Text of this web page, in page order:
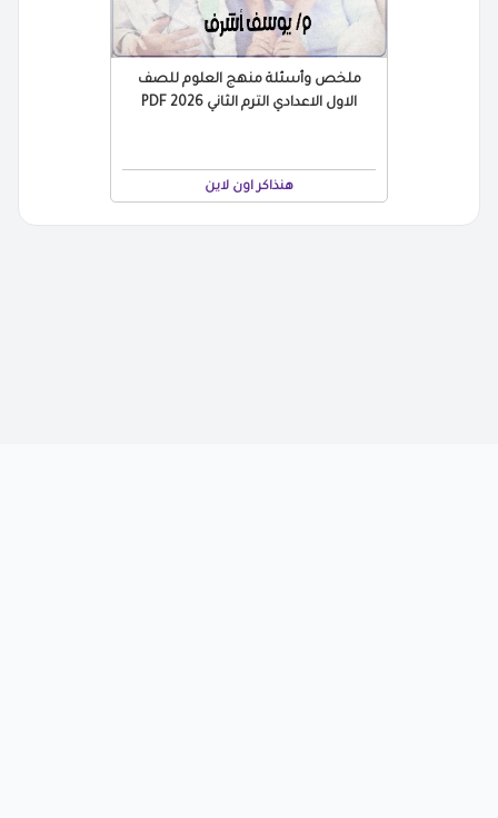
ملخص وأسئلة منهج العلوم للصف
الاول الاعدادي الترم الثاني 2026 PDF
هنذاكر اون لاين